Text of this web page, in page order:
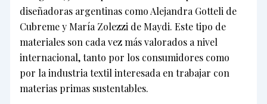
diseñadoras argentinas como Alejandra Gotteli de
Cubreme y María Zolezzi de Maydi. Este tipo de
materiales son cada vez más valorados a nivel
internacional, tanto por los consumidores como
por la industria textil interesada en trabajar con
materias primas sustentables.